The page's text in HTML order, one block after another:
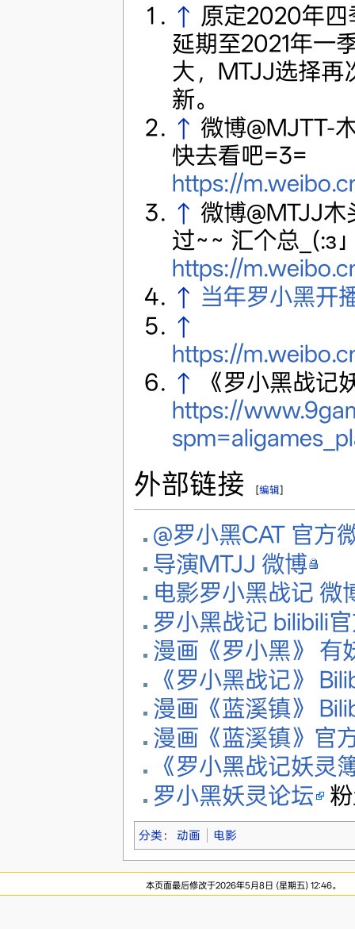
↑ 原定2020年四
延期至2021年一
大，MTJJ选择再
新。
↑ 微博@MJTT-
快去看吧=3=
https://
↑ 微博@MTJJ
过~~ 汇个总_(:з
https://
↑ 当年罗小黑开
↑
https://
↑
《罗小黑战记
https://
外部链接 [编辑]
@罗小黑CAT 官方
导演MTJJ 微博
电影罗小黑战记 微
罗小黑战记 bilibili
漫画《罗小黑》 有
《罗小黑战记》
漫画《蓝溪镇》
漫画《蓝溪镇》官
《罗小黑战记妖灵
罗小黑妖灵论坛 粉
分类 ： 动画 电影
本页面最后修改于2026年5月8日 (星期五) 12:46。